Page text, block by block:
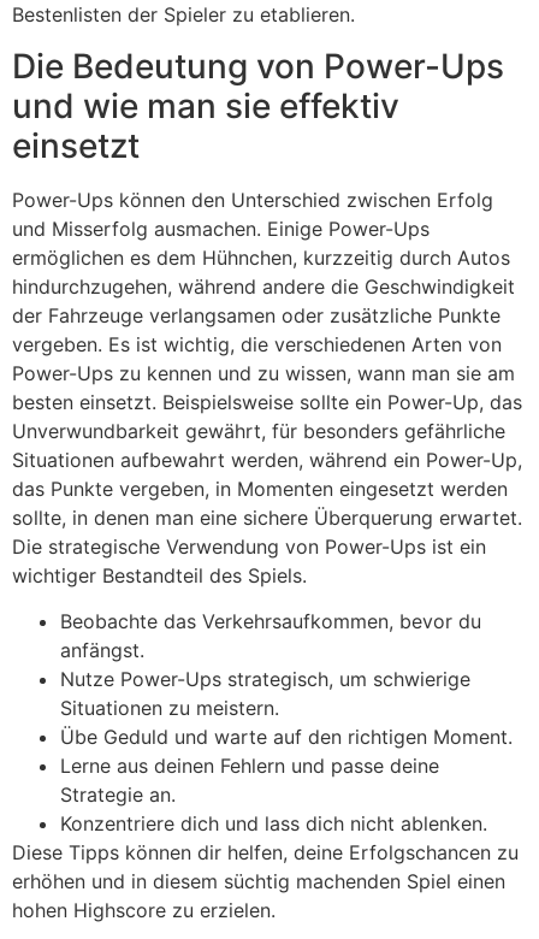
Bestenlisten der Spieler zu etablieren.
Die Bedeutung von Power-Ups
und wie man sie effektiv
einsetzt
Power-Ups können den Unterschied zwischen Erfolg
und Misserfolg ausmachen. Einige Power-Ups
ermöglichen es dem Hühnchen, kurzzeitig durch Autos
hindurchzugehen, während andere die Geschwindigkeit
der Fahrzeuge verlangsamen oder zusätzliche Punkte
vergeben. Es ist wichtig, die verschiedenen Arten von
Power-Ups zu kennen und zu wissen, wann man sie am
besten einsetzt. Beispielsweise sollte ein Power-Up, das
Unverwundbarkeit gewährt, für besonders gefährliche
Situationen aufbewahrt werden, während ein Power-Up,
das Punkte vergeben, in Momenten eingesetzt werden
sollte, in denen man eine sichere Überquerung erwartet.
Die strategische Verwendung von Power-Ups ist ein
wichtiger Bestandteil des Spiels.
Beobachte das Verkehrsaufkommen, bevor du
anfängst.
Nutze Power-Ups strategisch, um schwierige
Situationen zu meistern.
Übe Geduld und warte auf den richtigen Moment.
Lerne aus deinen Fehlern und passe deine
Strategie an.
Konzentriere dich und lass dich nicht ablenken.
Diese Tipps können dir helfen, deine Erfolgschancen zu
erhöhen und in diesem süchtig machenden Spiel einen
hohen Highscore zu erzielen.